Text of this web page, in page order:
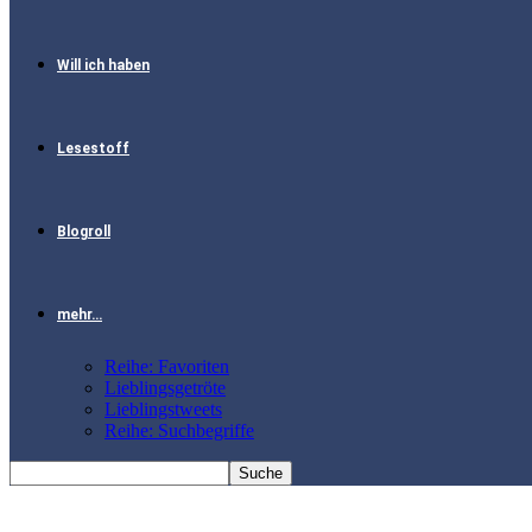
Will ich haben
Lesestoff
Blogroll
mehr…
Reihe: Favoriten
Lieblingsgetröte
Lieblingstweets
Reihe: Suchbegriffe